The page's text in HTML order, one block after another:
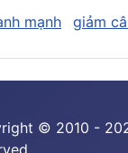
mạnh giảm
© 2010 -